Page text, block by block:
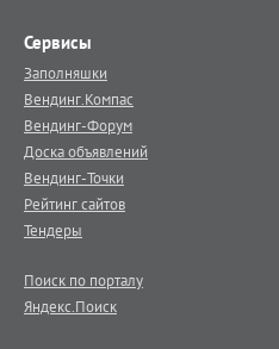
Сервисы
Заполняшки
Вендинг.Компас
Вендинг-Форум
Доска объявлений
Вендинг-Точки
Рейтинг сайтов
Тендеры
Поиск по порталу
Яндекс.Поиск